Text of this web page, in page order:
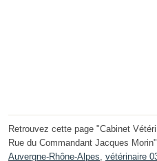
Retrouvez cette page "Cabinet
Rue du Commandant Jacques
Auvergne-Rhône-Alpes, vétérinaire